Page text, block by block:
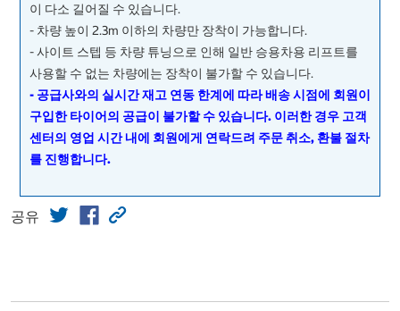
이 다소 길어질 수 있습니다.
- 차량 높이 2.3m 이하의 차량만 장착이 가능합니다.
- 사이트 스텝 등 차량 튜닝으로 인해 일반 승용차용 리프트를
사용할 수 없는 차량에는 장착이 불가할 수 있습니다.
- 공급사와의 실시간 재고 연동 한계에 따라 배송 시점에 회원이
구입한 타이어의 공급이 불가할 수 있습니다. 이러한 경우 고객
센터의 영업 시간 내에 회원에게 연락드려 주문 취소, 환불 절차
를 진행합니다.
공유